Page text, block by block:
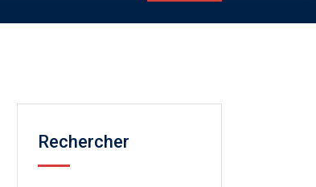
Rechercher